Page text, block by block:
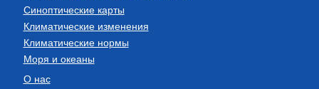
Синоптические карты
Климатические изменения
Климатические нормы
Моря и океаны
О нас